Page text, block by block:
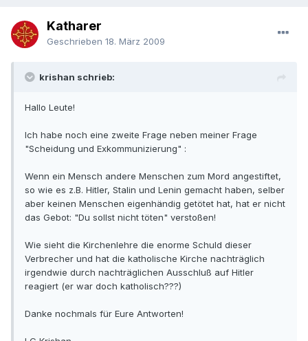
Katharer
Geschrieben 18. März 2009
krishan schrieb:
Hallo Leute!
Ich habe noch eine zweite Frage neben meiner Frage
"Scheidung und Exkommunizierung" :
Wenn ein Mensch andere Menschen zum Mord angestiftet,
so wie es z.B. Hitler, Stalin und Lenin gemacht haben, selber
aber keinen Menschen eigenhändig getötet hat, hat er nicht
das Gebot: "Du sollst nicht töten" verstoßen!
Wie sieht die Kirchenlehre die enorme Schuld dieser
Verbrecher und hat die katholische Kirche nachträglich
irgendwie durch nachträglichen Ausschluß auf Hitler
reagiert (er war doch katholisch???)
Danke nochmals für Eure Antworten!